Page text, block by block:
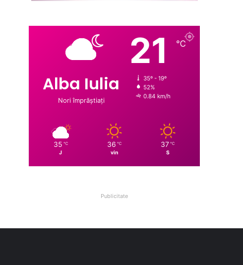
Alba Iulia
Nori împrăștiați
21 ℃
35º - 19º
52%
0.84 km/h
35 ℃
J
36 ℃
vin
37 ℃
S
Publicitate